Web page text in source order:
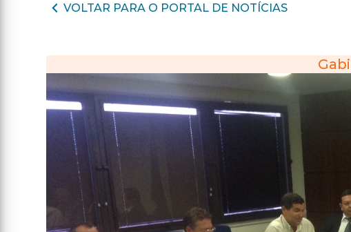
VOLTAR PARA O PORTAL DE NOTÍCIAS